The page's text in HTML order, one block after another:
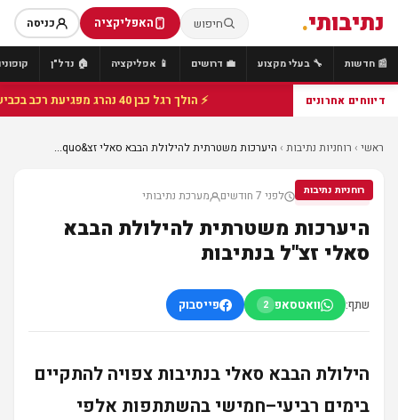
נתיבותי. חיפוש האפליקציה כניסה
📰 חדשות 🔧 בעלי מקצוע 💼 דרושים 📱 אפליקציה 🏠 נדל"ן
דיווחים אחרונים ⚡ הולך רגל כבן 40 נהרג מפגיעת רכב בכביש 25 סמוך לצומת הנשיא, מתנדבי זק"א פועלו בזירה
ראשי › רוחניות נתיבות › היערכות משטרתית להילולת הבבא סאלי זצ&quo...
רוחניות נתיבות
רוחניות נתיבות לפני 7 חודשים מערכת נתיבותי
היערכות משטרתית להילולת הבבא
סאלי זצ"ל בנתיבות
שתף: וואטסאפ 2 פייסבוק
הילולת הבבא סאלי בנתיבות צפויה להתקיים
בימים רביעי–חמישי בהשתתפות אלפי